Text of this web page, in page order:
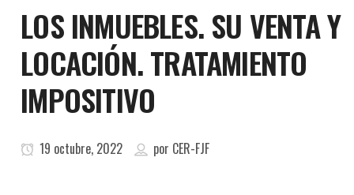
LOS INMUEBLES. SU VENTA Y
LOCACIÓN. TRATAMIENTO
IMPOSITIVO
19 octubre, 2022 por CER-FJF